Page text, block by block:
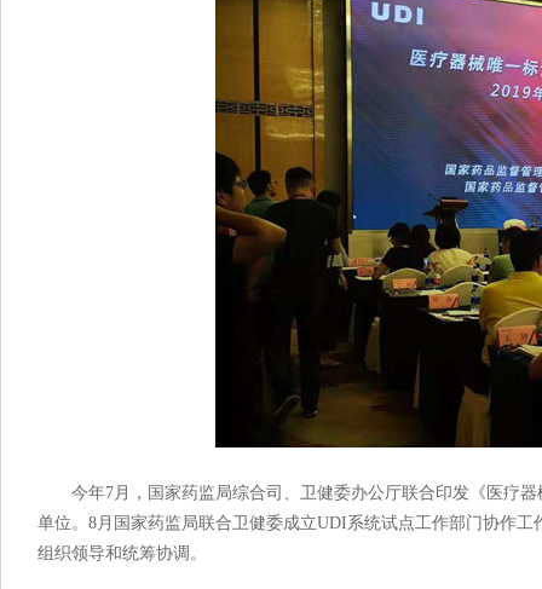
今年7月，国家药监局综合司、卫健委办公厅联合印发《医疗器
单位。8月国家药监局联合卫健委成立UDI系统试点工作部门协作
组织领导和统筹协调。